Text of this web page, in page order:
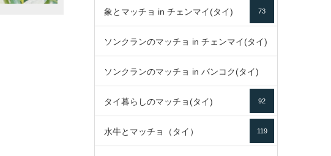
79
象とマッチョ in チェンマイ(タイ) 73
ソンクランのマッチョ in チェンマイ(タイ)
ソンクランのマッチョ in バンコク(タイ)
85
タイ暮らしのマッチョ(タイ) 92
水牛とマッチョ（タイ） 119